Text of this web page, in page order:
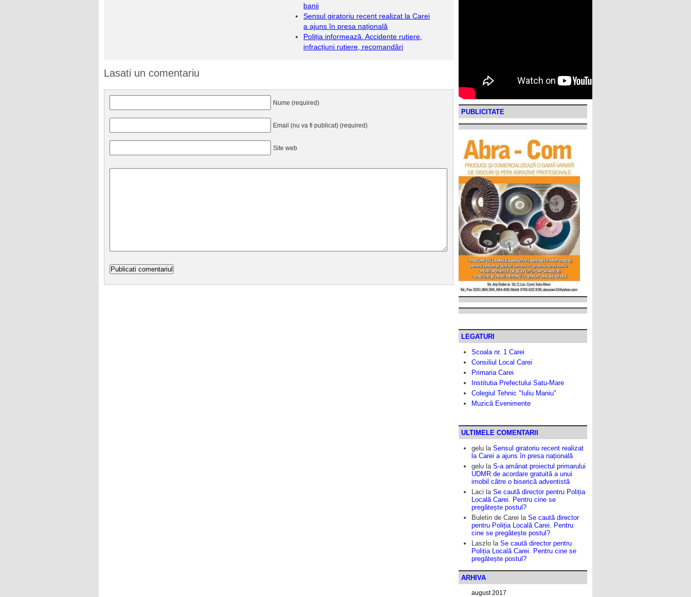
banii
Sensul giratoriu recent realizat la Carei
a ajuns în presa națională
Poliția informează. Accidente rutiere,
infracțiuni rutiere, recomandări
Lasati un comentariu
Nume (required)
Email (nu va fi publicat) (required)
Site web
PUBLICITATE
LEGATURI
Scoala nr. 1 Carei
Consiliul Local Carei
Primaria Carei
Institutia Prefectului Satu-Mare
Colegiul Tehnic "Iuliu Maniu"
Muzică Evenimente
ULTIMELE COMENTARII
gelu la Sensul giratoriu recent realizat
la Carei a ajuns în presa națională
gelu la S-a amânat proiectul primarului
UDMR de acordare gratuită a unui
imobil către o biserică adventistă
Laci la Se caută director pentru Poliția
Locală Carei. Pentru cine se
pregătește postul?
Buletin de Carei la Se caută director
pentru Poliția Locală Carei. Pentru
cine se pregătește postul?
Laszlo la Se caută director pentru
Poliția Locală Carei. Pentru cine se
pregătește postul?
ARHIVA
august 2017